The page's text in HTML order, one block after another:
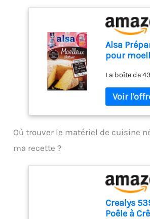
Alsa
pour
- La boîte
La boîte de
Où trouver le matériel de cuisine
ma recette ?
Crealys
Poêle à